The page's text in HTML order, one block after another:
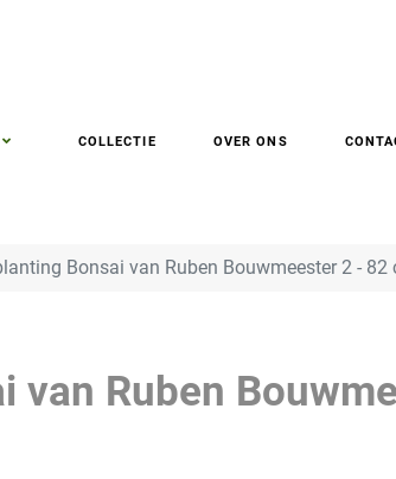
COLLECTIE OVER ONS
Bonsai van Ruben Bouwmeester 2 - 82
van Ruben